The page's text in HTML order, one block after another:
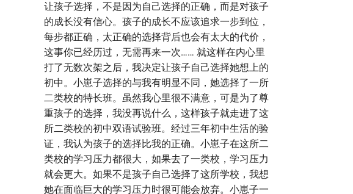
让孩子选择，不是因为自己选择的正确，而是对孩子
的成长没有信心。孩子的成长不应该追求一步到位，
每步都正确，太正确的选择背后也会有太大的代价，
这事你已经历过，无需再来一次…… 就这样在内心里
打了无数次架之后，我决定让孩子自己选择她想上的
初中。小崽子选择的与我有明显不同，她选择了一所
二类校的特长班。虽然我心里很不满意，可是为了尊
重孩子的选择，我没再说什么，这样孩子就走进了这
所二类校的初中双语试验班。经过三年初中生活的验
证，我认为孩子的选择比我的正确。小崽子在这所二
类校的学习压力都很大，如果去了一类校，学习压力
就会更大。如果不是孩子自己选择了这所学校，我想
她在面临巨大的学习压力时很可能会放弃。小崽子一